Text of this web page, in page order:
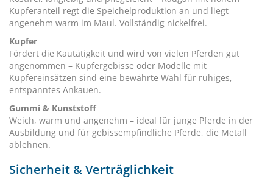
Kupferanteil regt die Speichelproduktion an und liegt
angenehm warm im Maul. Vollständig nickelfrei.
Kupfer
Fördert die Kautätigkeit und wird von vielen Pferden gut
angenommen – Kupfergebisse oder Modelle mit
Kupfereinsätzen sind eine bewährte Wahl für ruhiges,
entspanntes Ankauen.
Gummi & Kunststoff
Weich, warm und angenehm – ideal für junge Pferde in der
Ausbildung und für gebissempfindliche Pferde, die Metall
ablehnen.
Sicherheit & Verträglichkeit